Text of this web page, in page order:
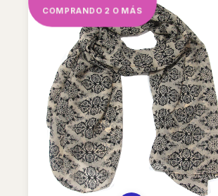
COMPRANDO 2 O MÁS